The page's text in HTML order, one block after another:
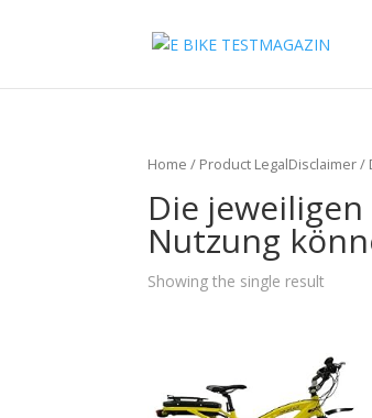
Home / Product LegalDisclaimer
Die
Nutzung
Showing the single result